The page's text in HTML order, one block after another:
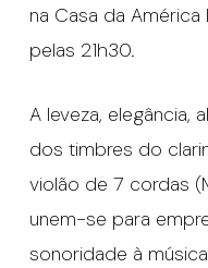
na Casa da América
pelas 21h30.
A leveza, elegância,
dos timbres do
violão de 7 cordas
unem-se para
sonoridade à